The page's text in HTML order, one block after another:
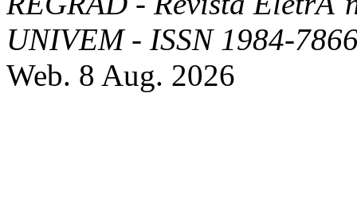
UNIVEM - ISSN 1984-
Web. 8 Aug. 2026